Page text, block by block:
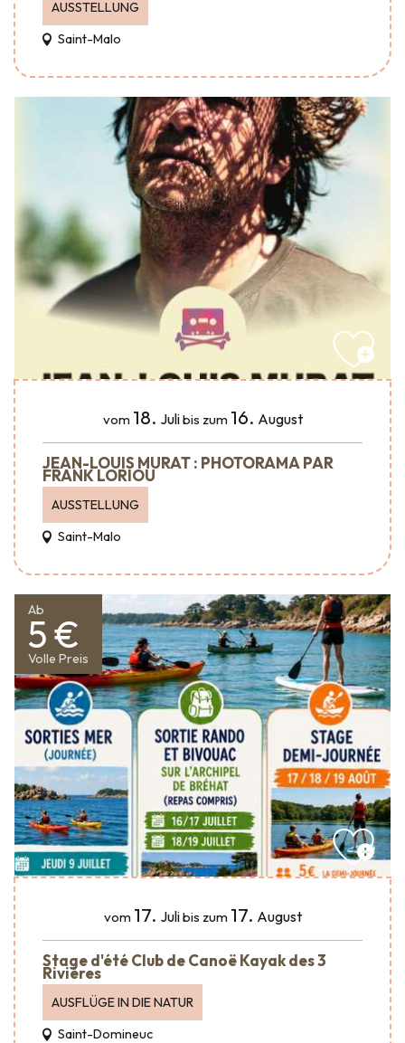
AUSSTELLUNG
Saint-Malo
vom 18. Julibis zum 16. August
JEAN-LOUIS MURAT : PHOTORAMA PAR
FRANK LORIOU
AUSSTELLUNG
Saint-Malo
Ab
5 €
Volle Preis
vom 17. Julibis zum 17. August
Stage d'été Club de Canoë Kayak des 3
Rivières
AUSFLÜGE IN DIE NATUR
Saint-Domineuc